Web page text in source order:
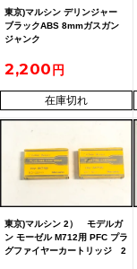
東京)マルシン デリンジャー
ブラックABS 8mmガスガン
ジャンク
2,200
在庫切れ
東京)マルシン 2） モデルガ
ン モーゼル M712用 PFC プラ
グファイヤーカートリッジ 2